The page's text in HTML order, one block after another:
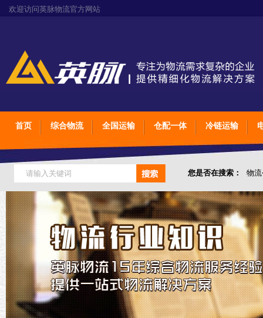
欢迎访问英脉物流官方网站
首页 综合物流 全国运输 仓配一体 冷链运输
您是否在搜索： 物
仓储综合专业定制物